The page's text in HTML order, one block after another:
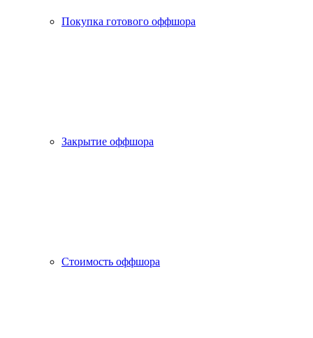
Покупка готового оффшора
Закрытие оффшора
Стоимость оффшора